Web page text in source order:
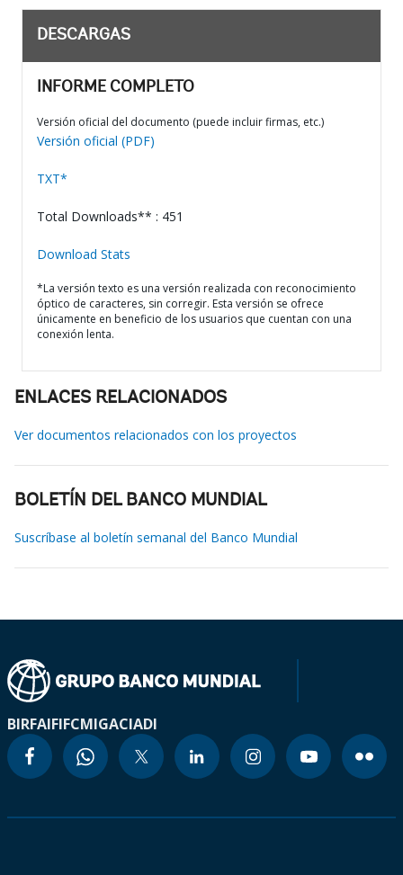
DESCARGAS
INFORME COMPLETO
Versión oficial del documento (puede incluir firmas, etc.)
Versión oficial (PDF)
TXT*
Total Downloads** : 451
Download Stats
*La versión texto es una versión realizada con reconocimiento
óptico de caracteres, sin corregir. Esta versión se ofrece
únicamente en beneficio de los usuarios que cuentan con una
conexión lenta.
ENLACES RELACIONADOS
Ver documentos relacionados con los proyectos
BOLETÍN DEL BANCO MUNDIAL
Suscríbase al boletín semanal del Banco Mundial
BIRFAIFIFCMIGACIADI